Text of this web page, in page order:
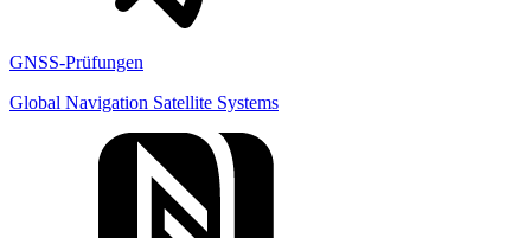
GNSS-Prüfungen
Global Navigation Satellite Systems